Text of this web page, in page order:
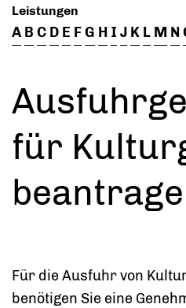
Leistungen
A B C D E FG H I J K L M N
für
Für die Ausfuhr von
benötigen Sie eine